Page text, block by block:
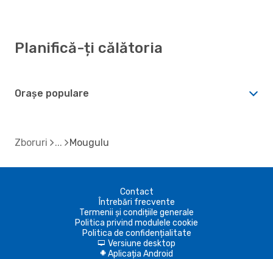
Planifică-ți călătoria
Orașe populare
Zboruri Mougulu
Contact
Întrebări frecvente
Termenii și condițiile generale
Politica privind modulele cookie
Politica de confidențialitate
d Versiune desktop
A Aplicația Android